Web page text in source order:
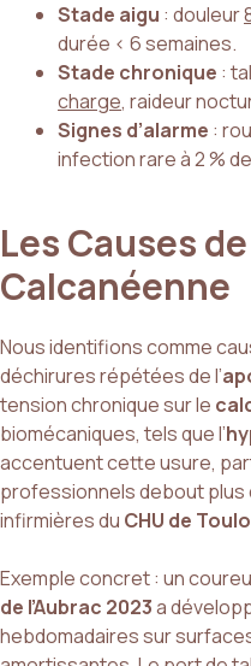
Stade aigu : douleur
durée < 6 semaines.
Stade chronique :
charge, raideur
Signes d’alarme :
infection rare à 2 %
Les Causes
Calcanéenne
Nous identifions comme
déchirures répétées de l’
tension chronique sur le
biomécaniques, tels que l’
accentuent cette usure,
professionnels debout plus
infirmières du CHU de
Exemple concret : un
de l’Aubrac 2023a
hebdomadaires sur